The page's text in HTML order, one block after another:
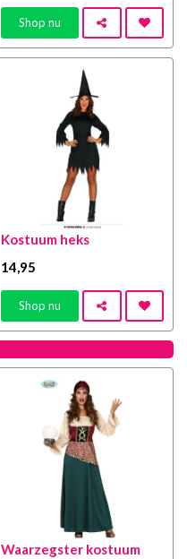
Shop nu
Kostuum heks
14,95
Shop nu
Waarzegster kostuum